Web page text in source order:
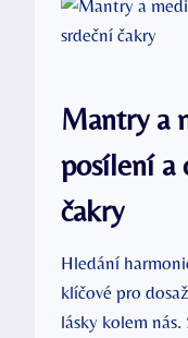
Mantry a
posílení a
čakry
Hledání
klíčové pro
lásky kolem